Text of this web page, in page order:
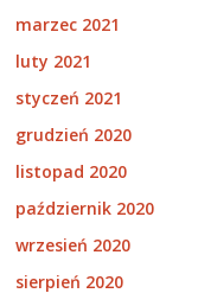
marzec 2021
luty 2021
styczeń 2021
grudzień 2020
listopad 2020
październik 2020
wrzesień 2020
sierpień 2020